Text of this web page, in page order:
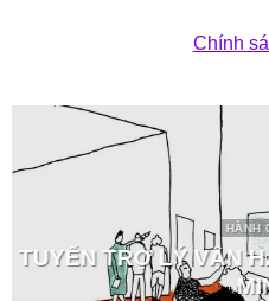
Chính
HÀNH
TUYỂN TRỢ LÝ VẬN